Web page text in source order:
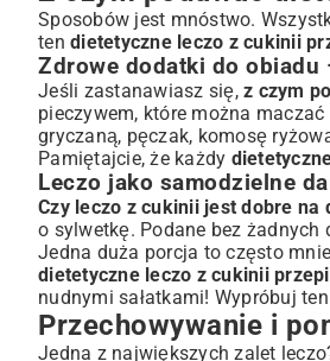
Sposobów jest mnóstwo.
ten dietetyczne leczo z cukinii
Zdrowe dodatki do obiadu
Jeśli zastanawiasz się, z czym
pieczywem, które można
gryczaną, pęczak, komosę
Pamiętajcie, że każdy
Leczo jako samodzielne
Czy leczo z cukinii jest dobre na
o sylwetkę. Podane bez żadnych
Jedna duża porcja to często
dietetyczne leczo z cukinii
nudnymi sałatkami! Wypróbuj ten
Przechowywanie i
Jedna z największych zalet